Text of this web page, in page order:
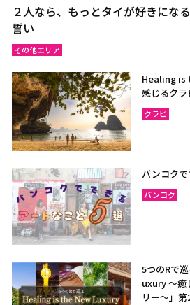
２人なら、もっとタイが好きにな
誓い
その他エリア
Healing is
感じるク
クラビ
バンコク
バンコク
5つのRで
uxury ～癒
リー〜」第